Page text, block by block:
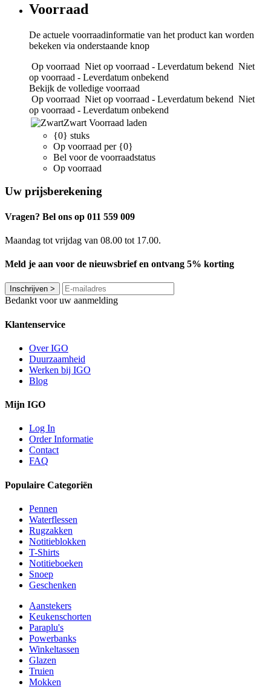
Voorraad
De actuele voorraadinformatie van het product kan worden
bekeken via onderstaande knop
Op voorraad Niet op voorraad - Leverdatum bekend Niet
op voorraad - Leverdatum onbekend
Bekijk de volledige voorraad
Op voorraad Niet op voorraad - Leverdatum bekend Niet
op voorraad - Leverdatum onbekend
Zwart Voorraad laden
{0} stuks
Op voorraad per {0}
Bel voor de voorraadstatus
Op voorraad
Uw prijsberekening
Vragen? Bel ons op 011 559 009
Maandag tot vrijdag van 08.00 tot 17.00.
Meld je aan voor de nieuwsbrief en ontvang 5% korting
Inschrijven >
Bedankt voor uw aanmelding
Klantenservice
Over IGO
Duurzaamheid
Werken bij IGO
Blog
Mijn IGO
Log In
Order Informatie
Contact
FAQ
Populaire Categoriën
Pennen
Waterflessen
Rugzakken
Notitieblokken
T-Shirts
Notitieboeken
Snoep
Geschenken
Aanstekers
Keukenschorten
Paraplu's
Powerbanks
Winkeltassen
Glazen
Truien
Mokken